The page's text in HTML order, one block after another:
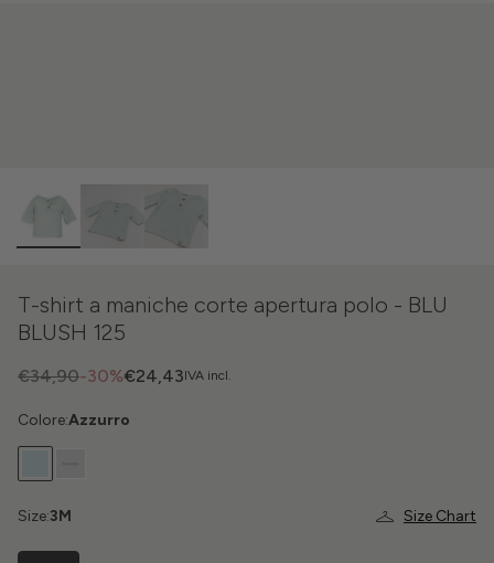
T-shirt a maniche corte apertura polo - BLU
BLUSH 125
IVA incl.
-30%
€34,90 €24,43
Colore:Azzurro
Size Chart
Size:3M